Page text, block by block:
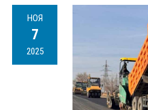
НОЯ
7
2025